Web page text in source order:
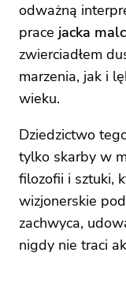
odważną
prace jacka
zwierciadłem
marzenia, jak i
wieku.
Dziedzictwo
tylko skarby w
filozofii i sztuki,
wizjonerskie
zachwyca,
nigdy nie traci